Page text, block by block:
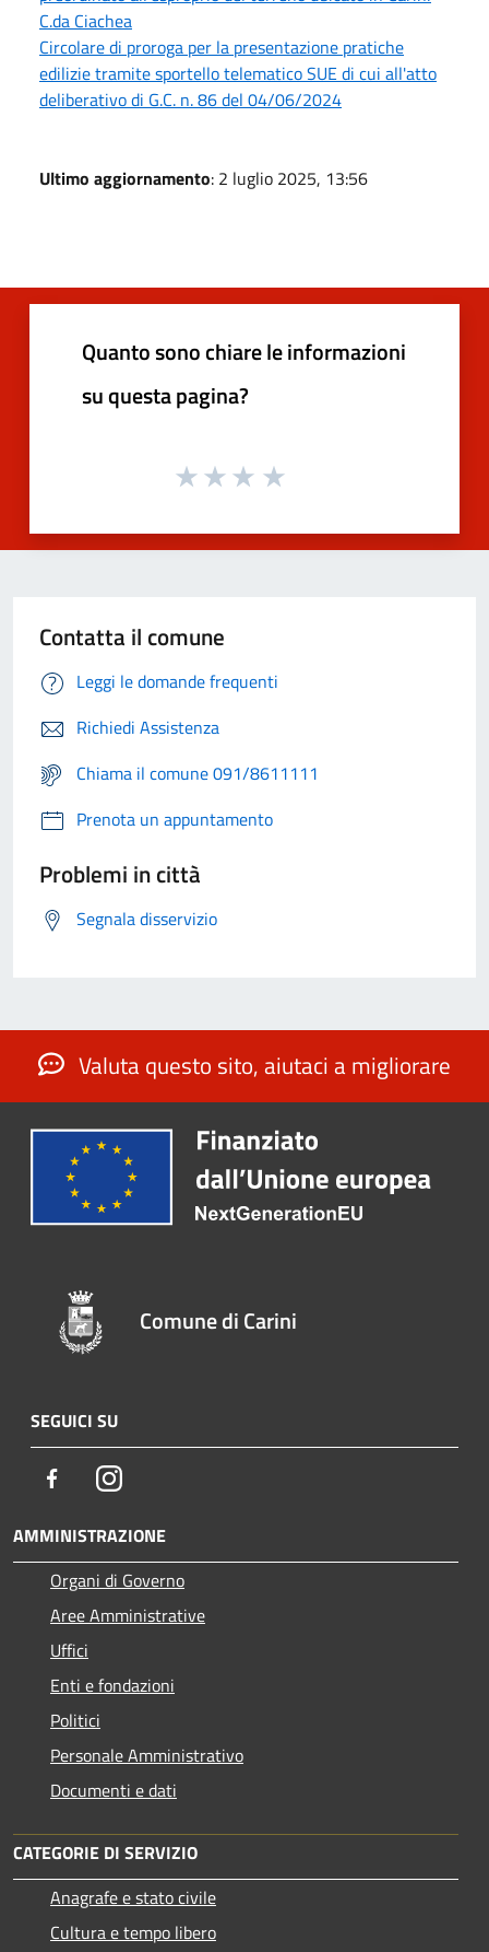
C.da Ciachea
Circolare di proroga per la presentazione pratiche
edilizie tramite sportello telematico SUE di cui all'atto
deliberativo di G.C. n. 86 del 04/06/2024
Ultimo aggiornamento: 2 luglio 2025, 13:56
Quanto sono chiare le informazioni
su questa pagina?
Contatta il comune
Leggi le domande frequenti
Richiedi Assistenza
Chiama il comune 091/8611111
Prenota un appuntamento
Problemi in città
Segnala disservizio
Valuta questo sito, aiutaci a migliorare
Comune di Carini
SEGUICI SU
FacebookInstagram
AMMINISTRAZIONE
Organi di Governo
Aree Amministrative
Uffici
Enti e fondazioni
Politici
Personale Amministrativo
Documenti e dati
CATEGORIE DI SERVIZIO
Anagrafe e stato civile
Cultura e tempo libero